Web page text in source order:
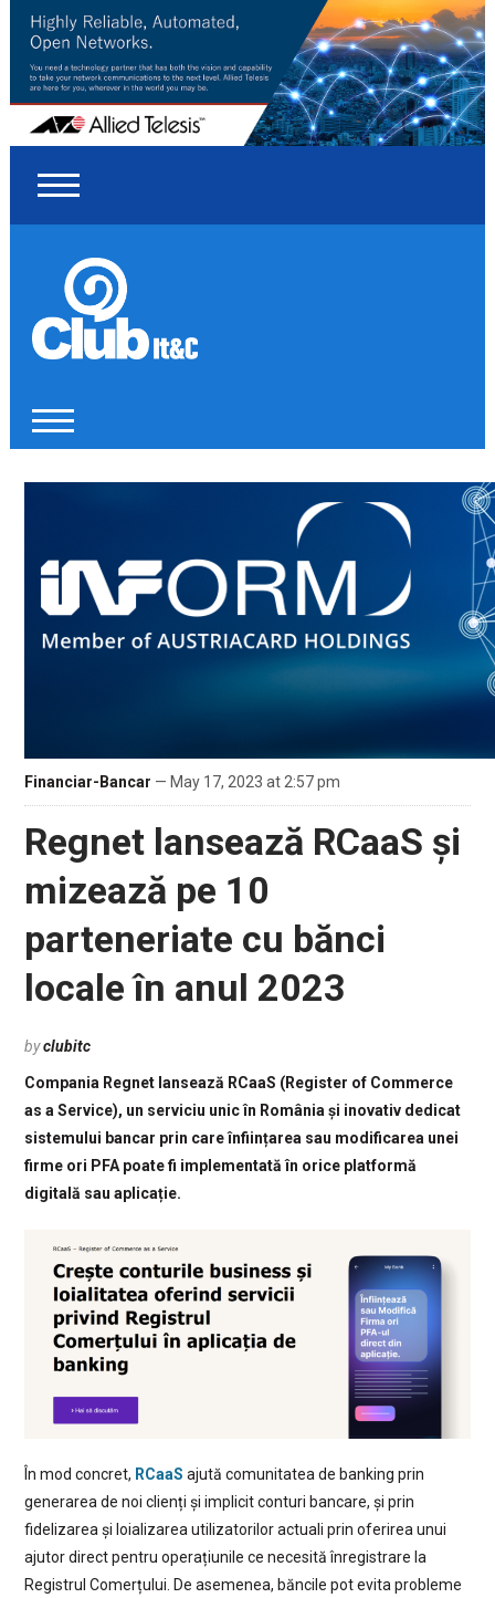
Financiar-Bancar — May 17, 2023 at 2:57 pm
Regnet lansează RCaaS și
mizează pe 10
parteneriate cu bănci
locale în anul 2023
byclubitc
Compania Regnet lansează RCaaS (Register of Commerce
as a Service), un serviciu unic în România și inovativ dedicat
sistemului bancar prin care înființarea sau modificarea unei
firme ori PFA poate fi implementată în orice platformă
digitală sau aplicație.
În mod concret, RCaaS ajută comunitatea de banking prin
generarea de noi clienți și implicit conturi bancare, și prin
fidelizarea și loializarea utilizatorilor actuali prin oferirea unui
ajutor direct pentru operațiunile ce necesită înregistrare la
Registrul Comerțului. De asemenea, băncile pot evita probleme